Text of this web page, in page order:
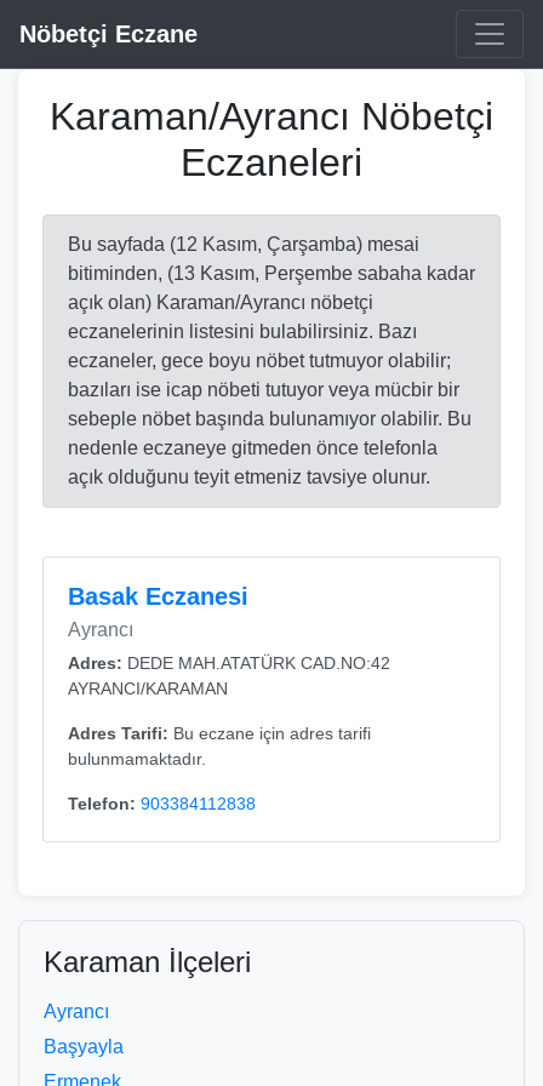
Nöbetçi Eczane
Karaman/Ayrancı Nöbetçi
Eczaneleri
Bu sayfada (12 Kasım, Çarşamba) mesai
bitiminden, (13 Kasım, Perşembe sabaha kadar
açık olan) Karaman/Ayrancı nöbetçi
eczanelerinin listesini bulabilirsiniz. Bazı
eczaneler, gece boyu nöbet tutmuyor olabilir;
bazıları ise icap nöbeti tutuyor veya mücbir bir
sebeple nöbet başında bulunamıyor olabilir. Bu
nedenle eczaneye gitmeden önce telefonla
açık olduğunu teyit etmeniz tavsiye olunur.
Basak Eczanesi
Ayrancı
Adres: DEDE MAH.ATATÜRK CAD.NO:42
AYRANCI/KARAMAN
Adres Tarifi: Bu eczane için adres tarifi
bulunmamaktadır.
Telefon: 903384112838
Karaman İlçeleri
Ayrancı
Başyayla
Ermenek